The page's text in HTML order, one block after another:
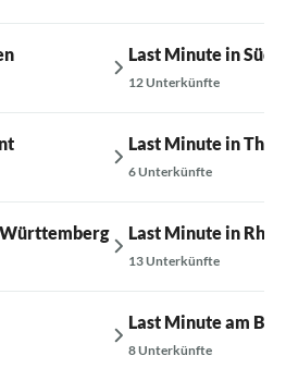
Last Minute in
12 Unterkünfte
Last Minute in
6 Unterkünfte
Last Minute in
13 Unterkünfte
Last Minute am
8 Unterkünfte